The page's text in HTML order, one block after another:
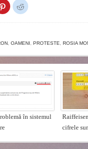
Click
to
share
on
in
new
Click
to
on
in
new
OAMENI PROTESTE ROSIA
în sistemul
cifrele